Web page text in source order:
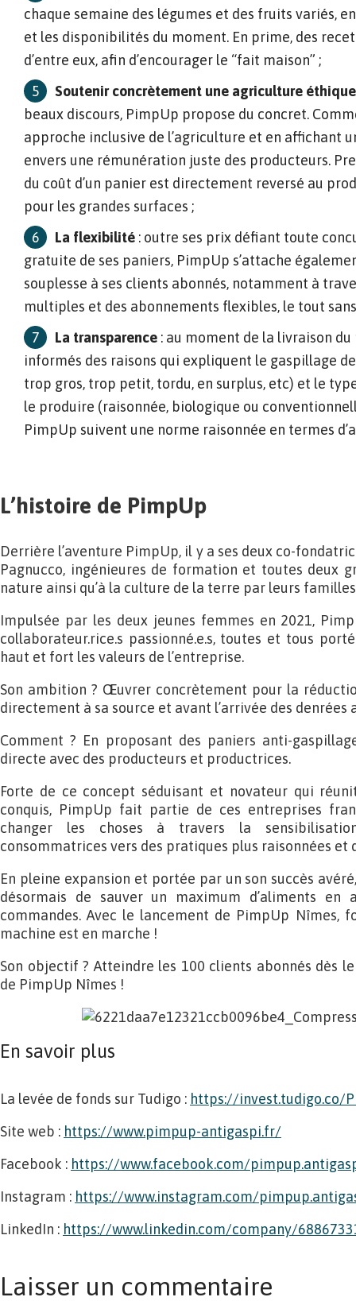
chaque semaine des légumes et des fruits variés,
et les disponibilités du moment. En prime, des
d’entre eux, afin d’encourager le “fait maison” ;
Soutenir concrètement une agriculture
beaux discours, PimpUp propose du concret.
approche inclusive de l’agriculture et en affichant
envers une rémunération juste des producteurs.
du coût d’un panier est directement reversé au
pour les grandes surfaces ;
La flexibilité : outre ses prix défiant toute
gratuite de ses paniers, PimpUp s’attache
souplesse à ses clients abonnés, notamment à
multiples et des abonnements flexibles, le tout
La transparence : au moment de la livraison
informés des raisons qui expliquent le gaspillage
trop gros, trop petit, tordu, en surplus, etc) et le
le produire (raisonnée, biologique ou
PimpUp suivent une norme raisonnée en termes
L’histoire de PimpUp
Derrière l’aventure PimpUp, il y a ses deux co-
Pagnucco, ingénieures de formation et toutes deux
nature ainsi qu’à la culture de la terre par leurs
Impulsée par les deux jeunes femmes en 2021,
collaborateur.rice.s passionné.e.s, toutes et tous
haut et fort les valeurs de l’entreprise.
Son ambition ? Œuvrer concrètement pour la
directement à sa source et avant l’arrivée des denrées
Comment ? En proposant des paniers anti-
directe avec des producteurs et productrices.
Forte de ce concept séduisant et novateur qui
conquis, PimpUp fait partie de ces entreprises
changer les choses à travers la
consommatrices vers des pratiques plus raisonnées et
En pleine expansion et portée par un son succès
désormais de sauver un maximum d’aliments en
commandes. Avec le lancement de PimpUp Nîmes,
machine est en marche !
Son objectif ? Atteindre les 100 clients abonnés dès
de PimpUp Nîmes !
En savoir plus
La levée de fonds sur Tudigo : https://invest.tudigo.co/
Site web : https://www.pimpup-antigaspi.fr/
Facebook : https://www.facebook.com/
Instagram : https://www.instagram.com/
LinkedIn : https://www.linkedin.com/company/
Laisser un commentaire